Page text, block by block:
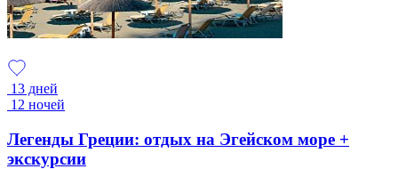
13 дней
12 ночей
Легенды Греции: отдых на Эгейском море +
экскурсии